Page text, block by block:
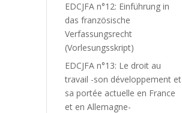
EDCJFA n°12: Einführung in
das französische
Verfassungsrecht
(Vorlesungsskript)
EDCJFA n°13: Le droit au
travail -son développement et
sa portée actuelle en France
et en Allemagne-